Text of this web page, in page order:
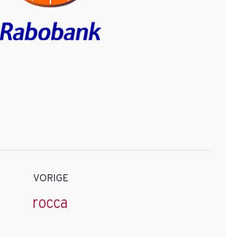
VORIGE
Previous
rocca